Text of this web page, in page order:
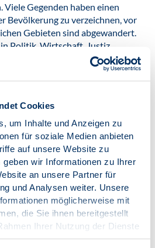
Cookies
um Inhalte und Anzeigen zu
für soziale Medien anbieten
auf unsere Website zu
wir Informationen zu Ihrer
an unsere Partner für
und Analysen weiter. Unsere
möglicherweise mit
die Sie ihnen bereitgestellt
Ihrer Nutzung der Dienste
Viele Gegenden haben einen
Bevölkerung zu verzeichnen, vor
Gebieten sind abgewandert.
Politik, Wirtschaft, Justiz,
sich kaum Ostdeutsche. Einige
und stehen dem
der Bundesrepublik eher
wir uns daher die positiven
besonders in Erinnerung rufen:
freie
Reisefreiheit sind heute
aus der Zeit in der
beseitigt, die Infrastruktur
vergleichbaren westdeutschen
und die Lebensqualität
nachhaltig verbessert. Die